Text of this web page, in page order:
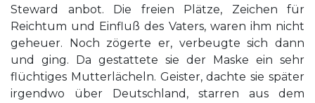
Steward anbot. Die freien Plätze, Zeichen für
Reichtum und Einfluß des Vaters, waren ihm nicht
geheuer. Noch zögerte er, verbeugte sich dann
und ging. Da gestattete sie der Maske ein sehr
flüchtiges Mutterlächeln. Geister, dachte sie später
irgendwo über Deutschland, starren aus dem